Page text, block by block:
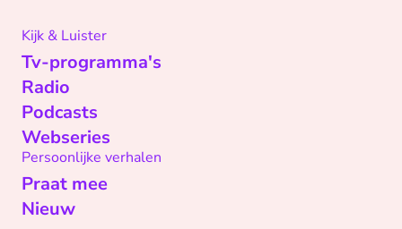
Kijk & Luister
Tv-programma's
Radio
Podcasts
Webseries
Persoonlijke verhalen
Praat mee
Nieuw